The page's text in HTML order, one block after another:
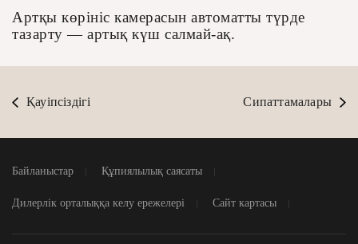
Артқы көрініс камерасын автоматты түрде
тазарту — артық күш салмай-ақ.
Қауіпсіздігі Сипаттамалары
Байланыстар Құпиялылық саясаты
Дилерлік орталыққа келу ережелері Сайт картасы